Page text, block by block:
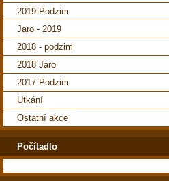
2019-Podzim
Jaro - 2019
2018 - podzim
2018 Jaro
2017 Podzim
Utkání
Ostatní akce
Počítadlo